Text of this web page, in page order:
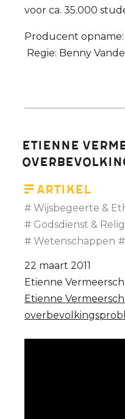
voor ca. 35.000
Producent opname:
Regie: Benny
Etienne
Artikel
Wijsbegeerte &
Godsdienst &
Wetenschappen
22 maart 2011
Etienne Vermeersch
Etienne